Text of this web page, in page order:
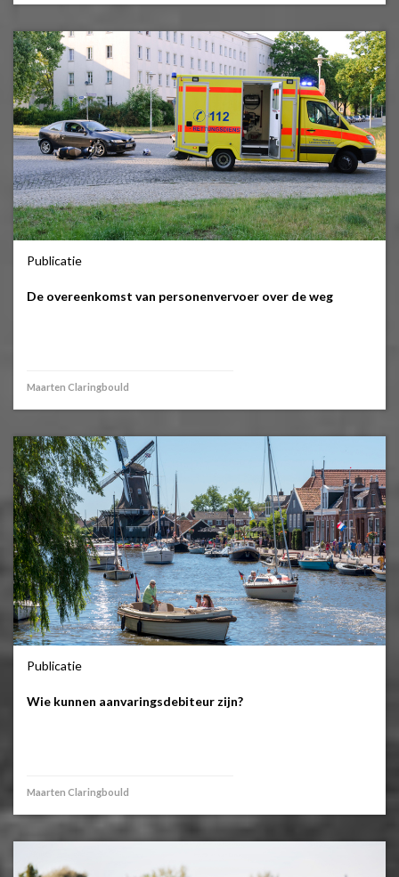
Publicatie
De overeenkomst van personenvervoer over de weg
Maarten Claringbould
Publicatie
Wie kunnen aanvaringsdebiteur zijn?
Maarten Claringbould